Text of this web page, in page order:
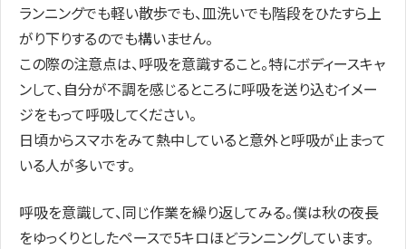
ランニングでも軽い散歩でも、皿洗いでも階段をひたすら上
がり下りするのでも構いません。
この際の注意点は、呼吸を意識すること。特にボディースキャ
ンして、自分が不調を感じるところに呼吸を送り込むイメー
ジをもって呼吸してください。
日頃からスマホをみて熱中していると意外と呼吸が止まって
いる人が多いです。
呼吸を意識して、同じ作業を繰り返してみる。僕は秋の夜長
をゆっくりとしたペースで5キロほどランニングしています。